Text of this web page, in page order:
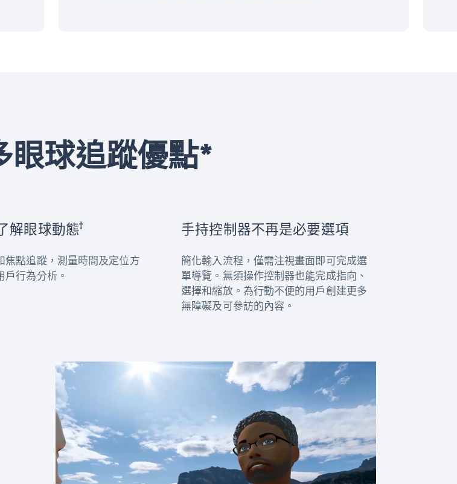
眼球追蹤優點*
解眼球動態
†
焦點追蹤，測量時間及定位方
戶行為分析。
手持控制器不再是必要選項
簡化輸入流程，僅需注視畫面即可完成選
單導覽。無須操作控制器也能完成指向、
選擇和縮放。為行動不便的用戶創建更多
無障礙及可參訪的內容。